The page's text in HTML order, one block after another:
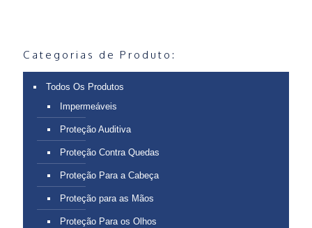
Categorias de Produto:
Todos Os Produtos
Impermeáveis
Proteção Auditiva
Proteção Contra Quedas
Proteção Para a Cabeça
Proteção para as Mãos
Proteção Para os Olhos